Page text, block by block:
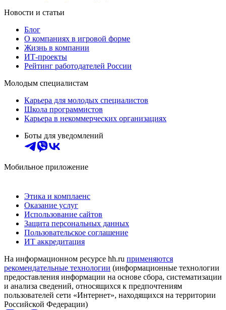
Новости и статьи
Блог
О компаниях в игровой форме
Жизнь в компании
ИТ-проекты
Рейтинг работодателей России
Молодым специалистам
Карьера для молодых специалистов
Школа программистов
Карьера в некоммерческих организациях
Боты для уведомлений
Мобильное приложение
Этика и комплаенс
Оказание услуг
Использование сайтов
Защита персональных данных
Пользовательское соглашение
ИТ аккредитация
На информационном ресурсе hh.ru применяются
рекомендательные технологии (информационные технологии
предоставления информации на основе сбора, систематизации
и анализа сведений, относящихся к предпочтениям
пользователей сети «Интернет», находящихся на территории
Российской Федерации)